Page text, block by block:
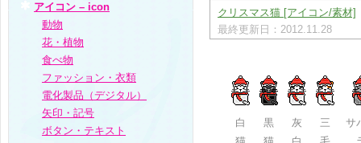
クリスマス猫 [アイコン/素材]
最終更新日：2012.11.28
白
黒
灰
三
サ
アイコン – icon
動物
花・植物
食べ物
ファッション・衣類
電化製品（デジタル）
矢印・記号
ボタン・テキスト